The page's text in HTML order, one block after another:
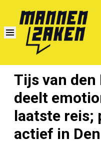
Tijs van den
deelt
laatste reis;
actief in